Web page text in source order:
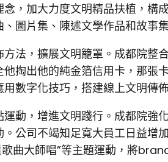
念，加大力度文明精品扶植，構
、圖片集、陳述文學作品和故事
方法，擴展文明籠罩。成都院整
掏出他的純金箔信用卡，那張
用數字化技巧，搭建線上文明傳
運動，增進文明踐行。成都院強
公司不竭知足寬大員工日益增
歌曲大師唱”等主題運動，將